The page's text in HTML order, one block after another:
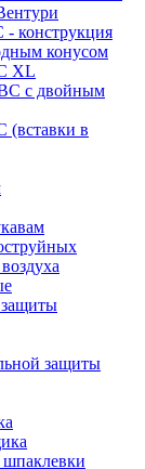
конструкция
конусом
XL
с двойным
(вставки в
защиты